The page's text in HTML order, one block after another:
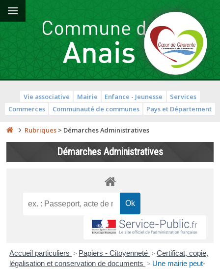
Vie associative Mairie Enfance - Jeunesse
Services
Commerces
Communauté de communes Pays et Département
Rubriques > Démarches Administratives
Démarches Administratives
Accueil particuliers > Papiers - Citoyenneté > Certificat, copie,
légalisation et conservation de documents > Une mairie peut-